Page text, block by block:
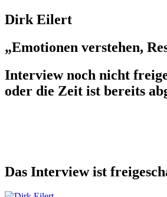
Dirk Eilert
„Emotionen verstehen,
Interview noch nicht
oder die Zeit ist bereits
Das Interview ist